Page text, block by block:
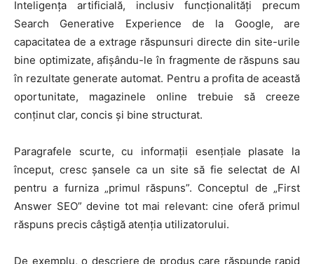
Inteligența artificială, inclusiv funcționalități precum
Search Generative Experience de la Google, are
capacitatea de a extrage răspunsuri directe din site-urile
bine optimizate, afișându-le în fragmente de răspuns sau
în rezultate generate automat. Pentru a profita de această
oportunitate, magazinele online trebuie să creeze
conținut clar, concis și bine structurat.
Paragrafele scurte, cu informații esențiale plasate la
început, cresc șansele ca un site să fie selectat de AI
pentru a furniza „primul răspuns”. Conceptul de „First
Answer SEO” devine tot mai relevant: cine oferă primul
răspuns precis câștigă atenția utilizatorului.
De exemplu, o descriere de produs care răspunde rapid